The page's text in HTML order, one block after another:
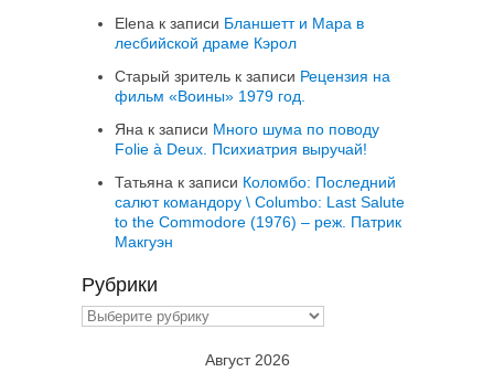
Elena к записи Бланшетт и Мара в
лесбийской драме Кэрол
Старый зритель к записи Рецензия на
фильм «Воины» 1979 год.
Яна к записи Много шума по поводу
Folie à Deux. Психиатрия выручай!
Татьяна к записи Коломбо: Последний
салют командору \ Columbo: Last Salute
to the Commodore (1976) – реж. Патрик
Макгуэн
Рубрики
Рубрики
Август 2026